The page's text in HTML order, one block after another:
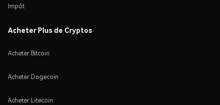
Impôt
Acheter Plus de Cryptos
Acheter Bitcoin
Acheter Dogecoin
Acheter Litecoin